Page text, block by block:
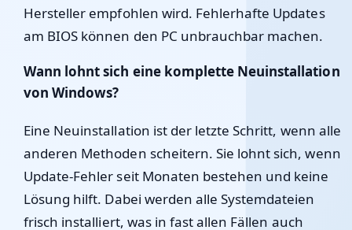
Hersteller empfohlen wird. Fehlerhafte Updates
am BIOS können den PC unbrauchbar machen.
Wann lohnt sich eine komplette Neuinstallation
von Windows?
Eine Neuinstallation ist der letzte Schritt, wenn alle
anderen Methoden scheitern. Sie lohnt sich, wenn
Update-Fehler seit Monaten bestehen und keine
Lösung hilft. Dabei werden alle Systemdateien
frisch installiert, was in fast allen Fällen auch